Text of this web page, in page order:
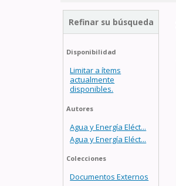
Refinar su búsqueda
Disponibilidad
Limitar a ítems
actualmente
disponibles.
Autores
Agua y Energía Eléct...
Agua y Energía Eléct...
Colecciones
Documentos Externos